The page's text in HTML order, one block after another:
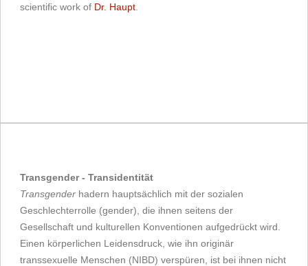
scientific work of Dr. Haupt
Transgender - Transidentität
Transgender hadern hauptsächlich mit der sozialen
Geschlechterrolle (gender), die ihnen seitens der
Gesellschaft und kulturellen Konventionen aufgedrückt wird.
Einen körperlichen Leidensdruck, wie ihn originär
transsexuelle Menschen (NIBD) verspüren, ist bei ihnen nicht